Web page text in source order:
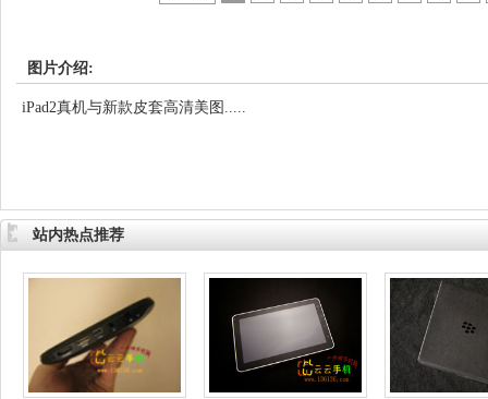
图片介绍:
iPad2真机与新款皮套高清美图.....
站内热点推荐